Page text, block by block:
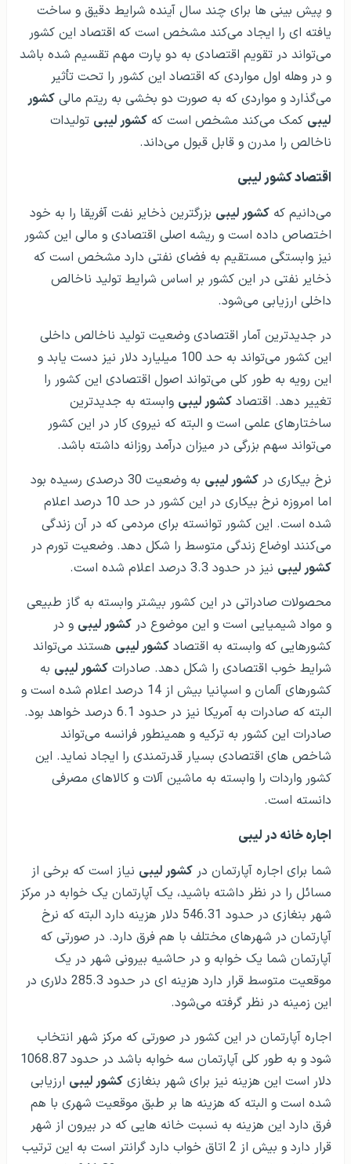
و پیش بینی ها برای چند سال آینده شرایط دقیق و ساخت
یافته ای را ایجاد می‌کند مشخص است که اقتصاد این کشور
می‌تواند در تقویم اقتصادی به دو پارت مهم تقسیم شده باشد
و در وهله اول مواردی که اقتصاد این کشور را تحت تأثیر
می‌گذارد و مواردی که به صورت دو بخشی به ریتم مالی کشور
لیبی کمک می‌کند مشخص است که کشور لیبی تولیدات
ناخالص را مدرن و قابل قبول می‌داند.
اقتصاد کشور لیبی
می‌دانیم که کشور لیبی بزرگترین ذخایر نفت آفریقا را به خود
اختصاص داده است و ریشه اصلی اقتصادی و مالی این کشور
نیز وابستگی مستقیم به فضای نفتی دارد مشخص است که
ذخایر نفتی در این کشور بر اساس شرایط تولید ناخالص
داخلی ارزیابی می‌شود.
در جدیدترین آمار اقتصادی وضعیت تولید ناخالص داخلی
این کشور می‌تواند به حد 100 میلیارد دلار نیز دست یابد و
این رویه به طور کلی می‌تواند اصول اقتصادی این کشور را
تغییر دهد. اقتصاد کشور لیبی وابسته به جدیدترین
ساختارهای علمی است و البته که نیروی کار در این کشور
می‌تواند سهم بزرگی در میزان درآمد روزانه داشته باشد.
نرخ بیکاری در کشور لیبی
به وضعیت 30 درصدی رسیده بود
اما امروزه نرخ بیکاری در این کشور در حد 10 درصد اعلام
شده است. این کشور توانسته برای مردمی که در آن زندگی
می‌کنند اوضاع زندگی متوسط را شکل دهد. وضعیت تورم در
کشور لیبی نیز در حدود 3.3 درصد اعلام شده است.
محصولات صادراتی در این کشور بیشتر وابسته به گاز طبیعی
و مواد شیمیایی است و این موضوع در کشور لیبی و در
کشورهایی که وابسته به اقتصاد کشور لیبی هستند می‌تواند
شرایط خوب اقتصادی را شکل دهد. صادرات کشور لیبی به
کشورهای آلمان و اسپانیا بیش از 14 درصد اعلام شده است و
البته که صادرات به آمریکا نیز در حدود 6.1 درصد خواهد بود.
صادرات این کشور به ترکیه و همینطور فرانسه می‌تواند
شاخص های اقتصادی بسیار قدرتمندی را ایجاد نماید. این
کشور واردات را وابسته به ماشین آلات و کالاهای مصرفی
دانسته است.
اجاره خانه در لیبی
شما برای اجاره آپارتمان در کشور لیبی نیاز است که برخی از
مسائل را در نظر داشته باشید، یک آپارتمان یک خوابه در مرکز
شهر بنغازی در حدود 546.31 دلار هزینه دارد البته که نرخ
آپارتمان در شهرهای مختلف با هم فرق دارد. در صورتی که
آپارتمان شما یک خوابه و در حاشیه بیرونی شهر در یک
موقعیت متوسط قرار دارد هزینه ای در حدود 285.3 دلاری در
این زمینه در نظر گرفته می‌شود.
اجاره آپارتمان در این کشور در صورتی که مرکز شهر انتخاب
شود و به طور کلی آپارتمان سه خوابه باشد در حدود 1068.87
دلار است این هزینه نیز برای شهر بنغازی کشور لیبی ارزیابی
شده است و البته که هزینه ها بر طبق موقعیت شهری با هم
فرق دارد این هزینه به نسبت خانه هایی که در بیرون از شهر
قرار دارد و بیش از 2 اتاق خواب دارد گرانتر است به این ترتیب